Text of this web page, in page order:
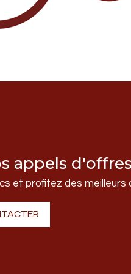
appels
et profitez des meilleurs